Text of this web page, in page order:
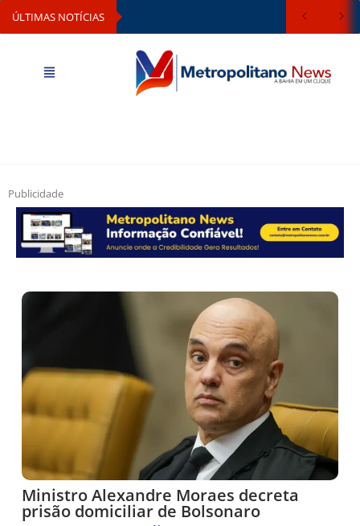
ÚLTIMAS NOTÍCIAS
Publicidade
Ministro Alexandre Moraes decreta
prisão domiciliar de Bolsonaro